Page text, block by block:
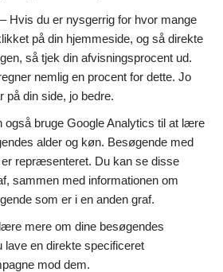
– Hvis du er nysgerrig for hvor mange
på din hjemmeside, og så direkte
så tjek din afvisningsprocent ud.
nemlig en procent for dette. Jo
på din side, jo bedre.
også bruge Google Analytics til at lære
alder og køn. Besøgende med
repræsenteret. Du kan se disse
sammen med informationen om
som er i en anden graf.
mere om dine besøgendes
lave en direkte specificeret
mod dem.